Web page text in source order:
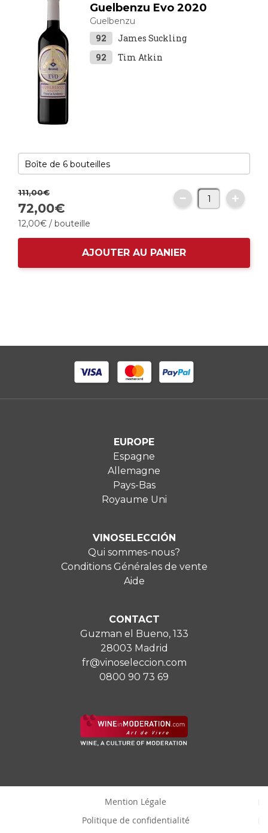
Guelbenzu Evo 2020
Guelbenzu
92
James Suckling
92
Tim Atkin
111,00€
72,00€
12,00€ / bouteille
AJOUTER AU PANIER
EUROPE
Espagne
Allemagne
Pays-Bas
Royaume Uni
VINOSELECCIÓN
Qui sommes-nous?
Conditions Générales de vente
Aide
CONTACT
Guzman el Bueno, 133
28003 Madrid
fr@vinoseleccion.com
0800 90 73 69
Mention Légale
Politique de confidentialité